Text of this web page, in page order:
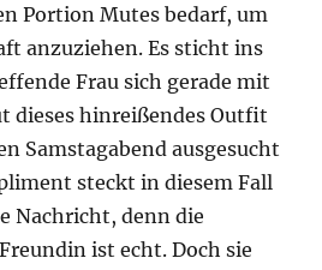
Portion Mutes bedarf, um
anzuziehen. Es sticht ins
Frau sich gerade mit
dieses hinreißendes Outfit
Samstagabend ausgesucht
steckt in diesem Fall
Nachricht, denn die
ist echt. Doch sie